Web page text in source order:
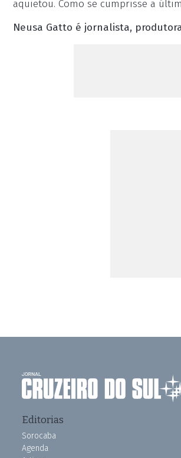
aquietou. Como se cumprisse a
Neusa Gatto é jornalista,
Editorias
Sorocaba
Agenda